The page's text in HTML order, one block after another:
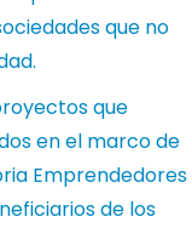
que no
que
en el marco de
Emprendedores
de los